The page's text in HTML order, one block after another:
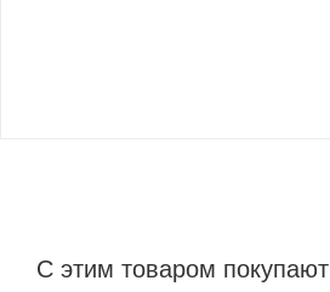
С этим товаром покупают